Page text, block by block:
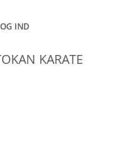
IND
KARATE